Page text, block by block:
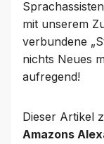
mit unserem
verbundene
nichts Neues
aufregend!
Dieser Artikel
Amazons